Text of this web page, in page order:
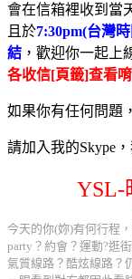
會在信箱裡收到當
且於7:30pm(台灣
結 ，歡迎你一起上
各收信[頁籤]查看唷
如果你有任何問題
請加入我的Skype
YSL-
今天的你(妳)有何行程
party？約會？運動?逛
氣質線路？酷炫線路？